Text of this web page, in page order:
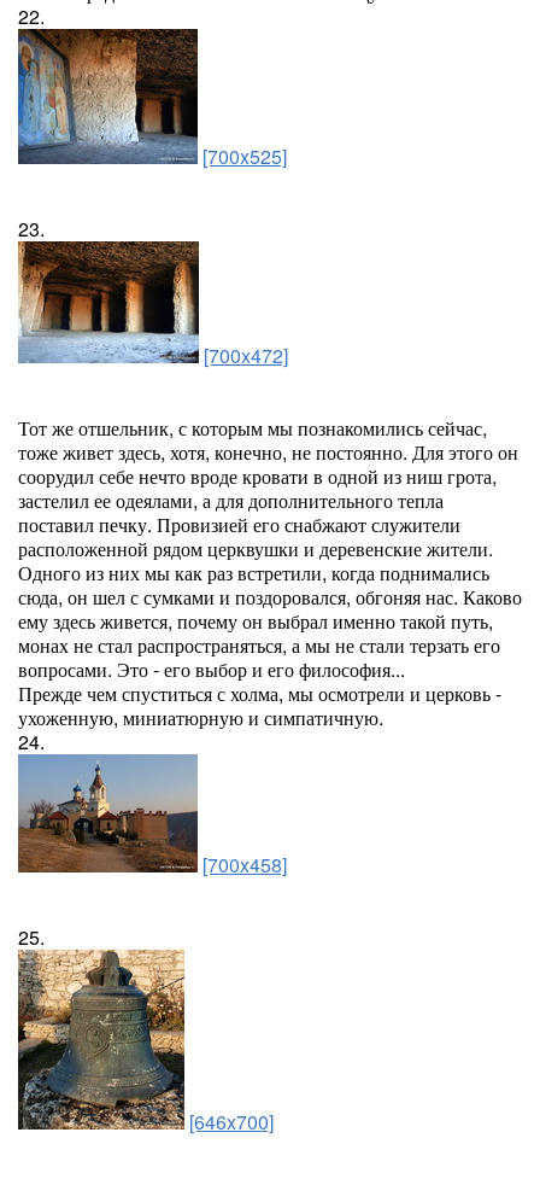
22.
[700x525]
23.
[700x472]
Тот же отшельник, с которым мы познакомились сейчас,
тоже живет здесь, хотя, конечно, не постоянно. Для этого он
соорудил себе нечто вроде кровати в одной из ниш грота,
застелил ее одеялами, а для дополнительного тепла
поставил печку. Провизией его снабжают служители
расположенной рядом церквушки и деревенские жители.
Одного из них мы как раз встретили, когда поднимались
сюда, он шел с сумками и поздоровался, обгоняя нас. Каково
ему здесь живется, почему он выбрал именно такой путь,
монах не стал распространяться, а мы не стали терзать его
вопросами. Это - его выбор и его философия...
Прежде чем спуститься с холма, мы осмотрели и церковь -
ухоженную, миниатюрную и симпатичную.
24.
[700x458]
25.
[646x700]